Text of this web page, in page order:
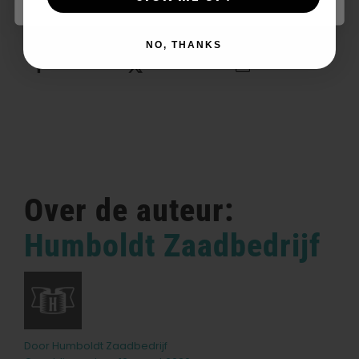
Deel dit Tweet dit E-mail dit
Over de auteur:
Humboldt Zaadbedrijf
Door Humboldt Zaadbedrijf
NO, THANKS